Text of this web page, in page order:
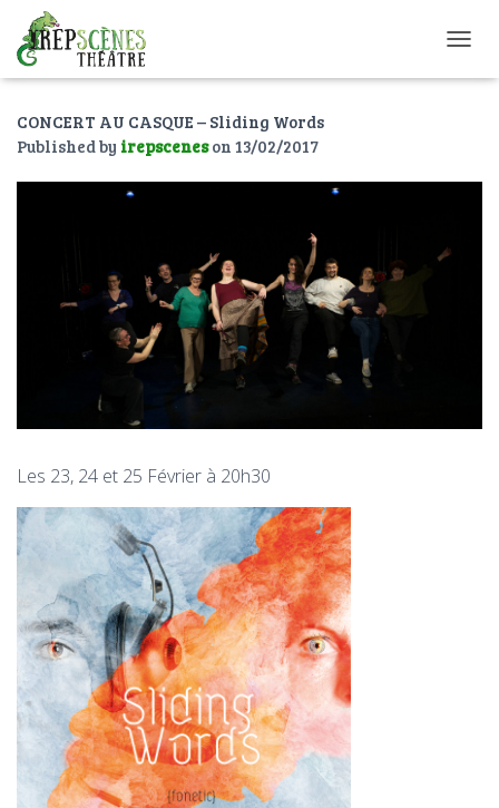
U
/
CONCERT AU CASQUE – Sliding Words
Published by irepsceneson 13/02/2017
Les 23, 24 et 25 Février à 20h30